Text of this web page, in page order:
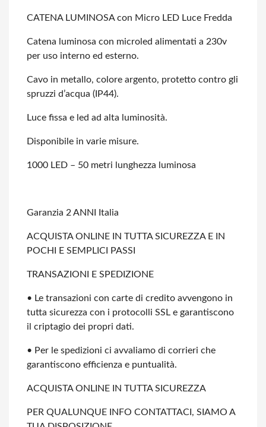
CATENA LUMINOSA con Micro LED Luce Fredda
Catena luminosa con microled alimentati a 230v
per uso interno ed esterno.
Cavo in metallo, colore argento, protetto contro gli
spruzzi d’acqua (IP44).
Luce fissa e led ad alta luminosità.
Disponibile in varie misure.
1000 LED – 50 metri lunghezza luminosa
Garanzia 2 ANNI Italia
ACQUISTA ONLINE IN TUTTA SICUREZZA E IN
POCHI E SEMPLICI PASSI
TRANSAZIONI E SPEDIZIONE
• Le transazioni con carte di credito avvengono in
tutta sicurezza con i protocolli SSL e garantiscono
il criptagio dei propri dati.
• Per le spedizioni ci avvaliamo di corrieri che
garantiscono efficienza e puntualità.
ACQUISTA ONLINE IN TUTTA SICUREZZA
PER QUALUNQUE INFO CONTATTACI, SIAMO A